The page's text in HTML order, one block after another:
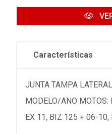
Características
JUNTA TAMPA
MODELO/ANO
EX 11, BIZ 125 + 06-